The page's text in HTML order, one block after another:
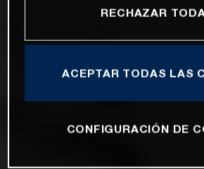
RECHAZAR
ACEPTAR TODAS LAS
CONFIGURACIÓN DE